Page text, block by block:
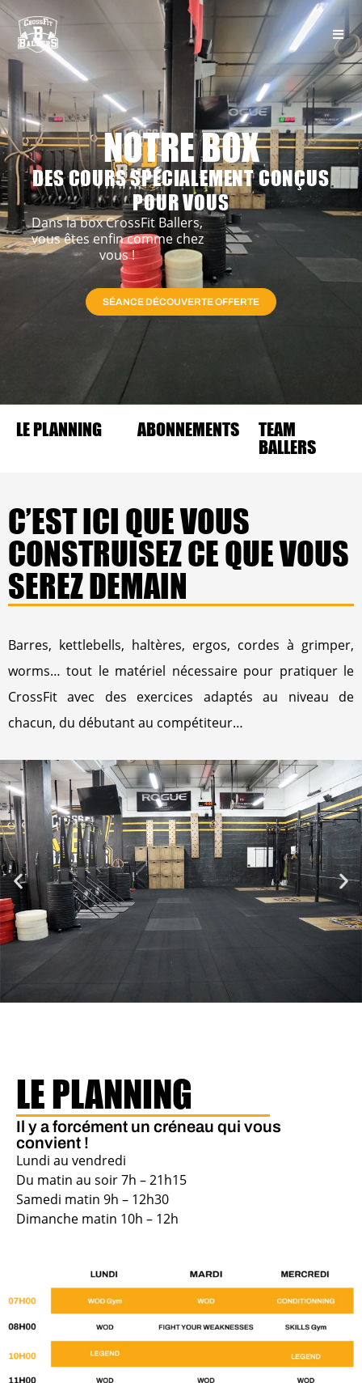
NOTRE BOX
DES COURS SPÉCIALEMENT CONÇUS
POUR VOUS
Dans la box CrossFit Ballers,
vous êtes enfin comme chez
vous !
SÉANCE DÉCOUVERTE OFFERTE
LE PLANNING ABONNEMENTS
TEAM
BALLERS
C’EST ICI QUE VOUS
CONSTRUISEZ CE QUE VOUS
SEREZ DEMAIN
Barres, kettlebells, haltères, ergos, cordes à grimper,
worms… tout le matériel nécessaire pour pratiquer le
CrossFit avec des exercices adaptésau niveau de
chacun, du débutant au compétiteur…
LE PLANNING
Il y a forcément un créneau qui vous
convient !
Lundi au vendredi
Du matin au soir 7h – 21h15
Samedi matin 9h – 12h30
Dimanche matin 10h – 12h